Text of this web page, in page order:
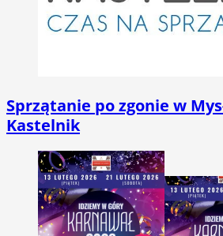
Sprzątanie po zgonie w
Kastelnik